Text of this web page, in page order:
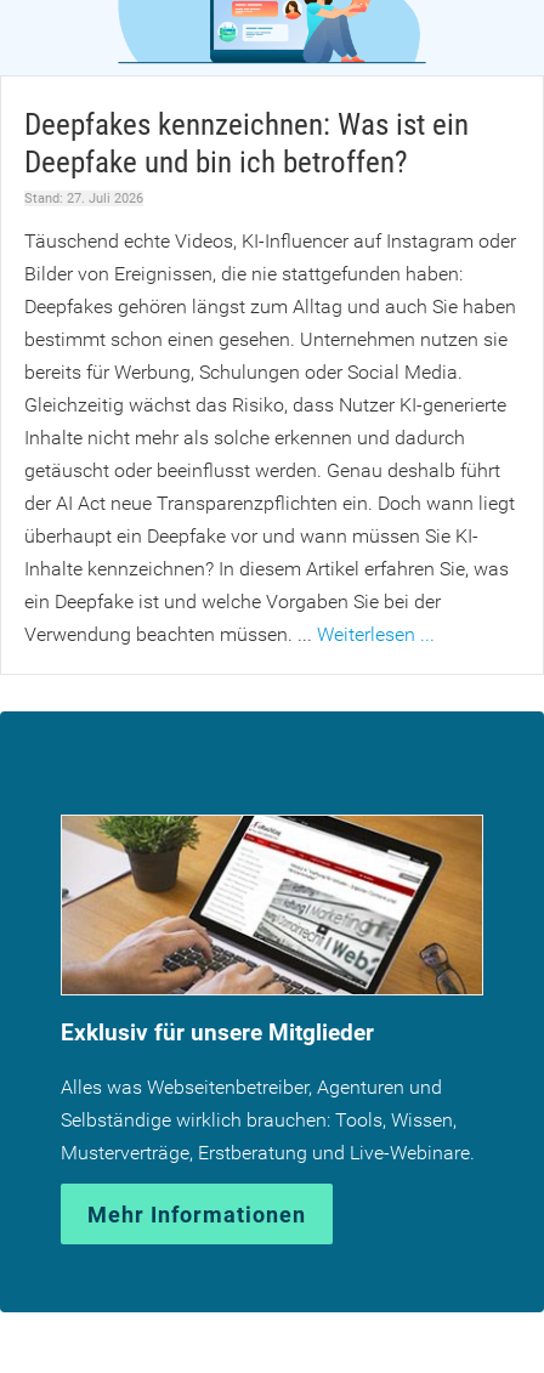
Deepfakes kennzeichnen: Was ist ein
Deepfake und bin ich betroffen?
Stand: 27. Juli 2026
Täuschend echte Videos, KI-Influencer auf Instagram oder
Bilder von Ereignissen, die nie stattgefunden haben:
Deepfakes gehören längst zum Alltag und auch Sie haben
bestimmt schon einen gesehen. Unternehmen nutzen sie
bereits für Werbung, Schulungen oder Social Media.
Gleichzeitig wächst das Risiko, dass Nutzer KI-generierte
Inhalte nicht mehr als solche erkennen und dadurch
getäuscht oder beeinflusst werden. Genau deshalb führt
der AI Act neue Transparenzpflichten ein. Doch wann liegt
überhaupt ein Deepfake vor und wann müssen Sie KI-
Inhalte kennzeichnen? In diesem Artikel erfahren Sie, was
ein Deepfake ist und welche Vorgaben Sie bei der
Verwendung beachten müssen. ... Weiterlesen ...
Exklusiv für unsere Mitglieder
Alles was Webseitenbetreiber, Agenturen und
Selbständige wirklich brauchen: Tools, Wissen,
Musterverträge, Erstberatung und Live-Webinare.
Mehr Informationen